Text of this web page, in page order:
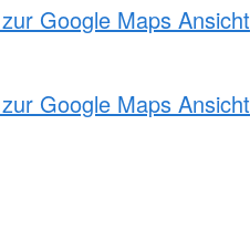
Google Maps Ansicht
Google Maps Ansicht